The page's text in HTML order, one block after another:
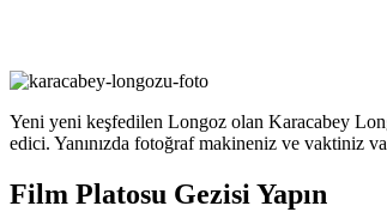
Yeni yeni keşfedilen Longoz olan Karacabey
edici. Yanınızda fotoğraf makineniz ve vaktiniz
Film Platosu Gezisi Yapın